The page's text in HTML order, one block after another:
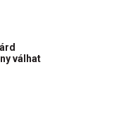
válhat